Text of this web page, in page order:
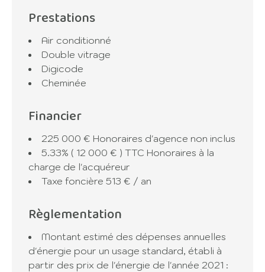
Prestations
Air conditionné
Double vitrage
Digicode
Cheminée
Financier
225 000 € Honoraires d'agence non inclus
5.33% ( 12 000 € ) TTC Honoraires à la
charge de l'acquéreur
Taxe foncière 513 € / an
Règlementation
Montant estimé des dépenses annuelles
d'énergie pour un usage standard, établi à
partir des prix de l'énergie de l'année 2021 :